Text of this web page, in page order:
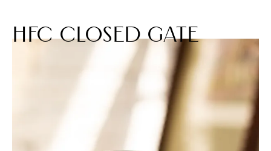
hfc closed gate